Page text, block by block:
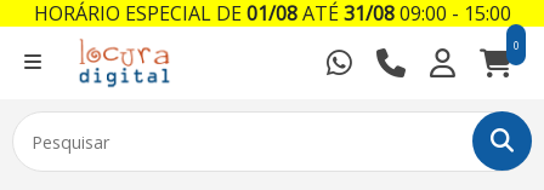
0
HORÁRIO ESPECIAL DE01/08ATÉ31/0809:00 - 15:00